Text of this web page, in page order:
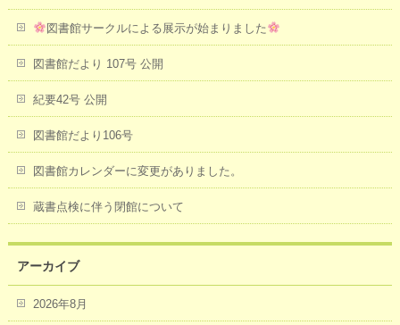
図書館サークルによる展示が始まりました
図書館だより 107号 公開
紀要42号 公開
図書館だより106号
図書館カレンダーに変更がありました。
蔵書点検に伴う閉館について
アーカイブ
2026年8月